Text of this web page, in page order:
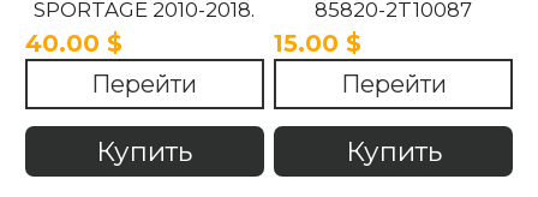
SPORTAGE 2010-2018.
40.00 $
Перейти
Купить
85820-2T10087
858202T10087 85820-
2T100UP
858202T100UP Kia
Optima 2010 -2015
15.00 $
Перейти
Купить